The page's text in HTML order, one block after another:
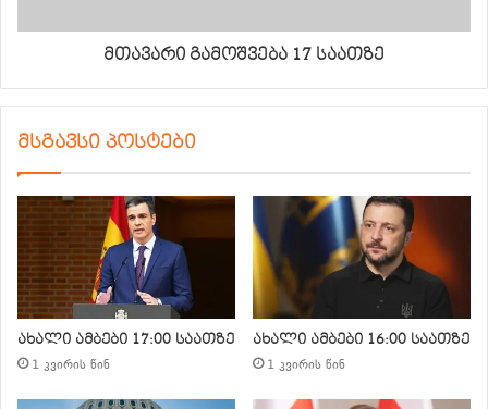
მთავარი გამოშვება 17 საათზე
მსგავსი პოსტები
ახალი ამბები 17:00 საათზე
1 კვირის წინ
ახალი ამბები 16:00 საათზე
1 კვირის წინ